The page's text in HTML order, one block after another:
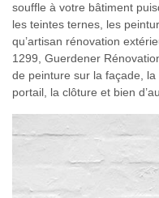
souffle à votre bâtiment
les teintes ternes, les
qu’artisan rénovation
1299, Guerdener
de peinture sur la façade,
portail, la clôture et bien